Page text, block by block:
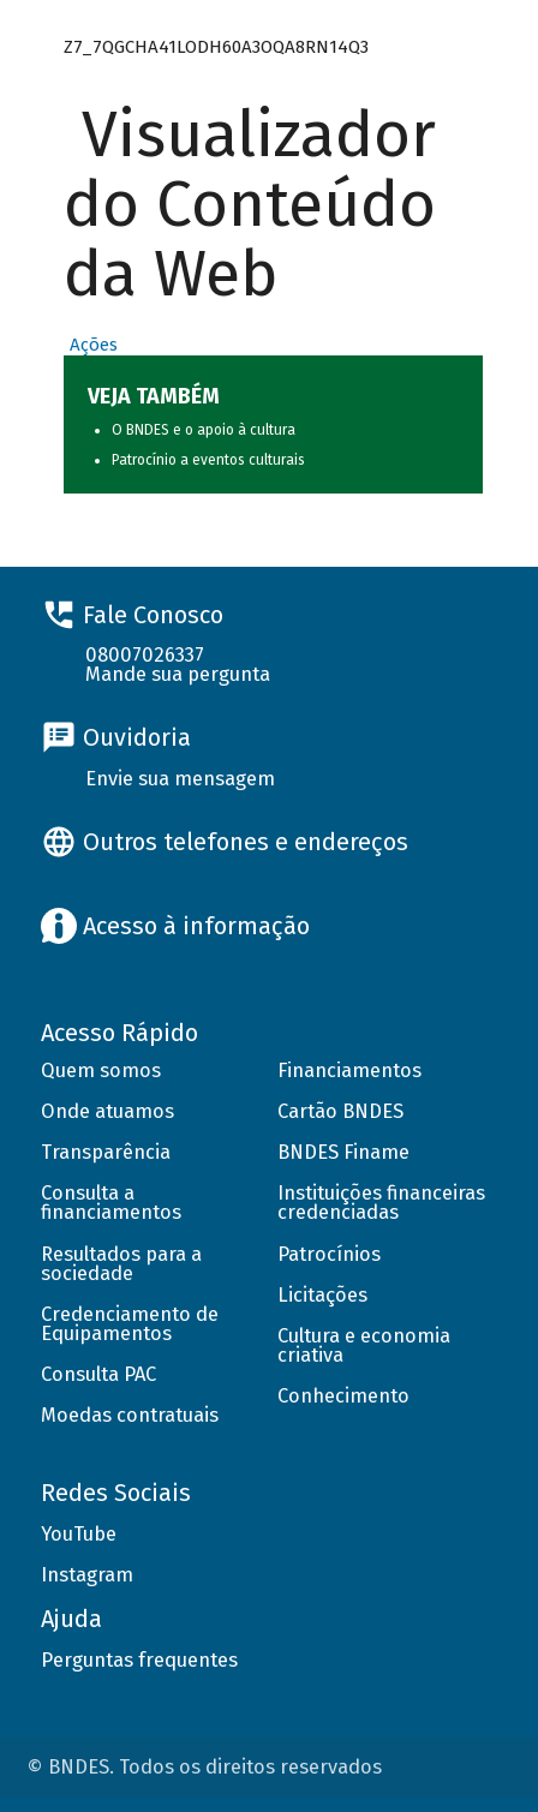
Z7_7QGCHA41LODH60A3OQA8RN14Q3
Visualizador
do Conteúdo
da Web
Ações
VEJA TAMBÉM
O BNDES e o apoio à cultura
Patrocínio a eventos culturais
Fale Conosco
08007026337
Mande sua pergunta
Ouvidoria
Envie sua mensagem
Outros telefones e endereços
Acesso à informação
Acesso Rápido
Quem somos
Onde atuamos
Transparência
Consulta a
financiamentos
Resultados para a
sociedade
Credenciamento de
Equipamentos
Consulta PAC
Moedas contratuais
Financiamentos
Cartão BNDES
BNDES Finame
Instituições financeiras
credenciadas
Patrocínios
Licitações
Cultura e economia
criativa
Conhecimento
Redes Sociais
YouTube
Instagram
Ajuda
Perguntas frequentes
© BNDES. Todos os direitos reservados